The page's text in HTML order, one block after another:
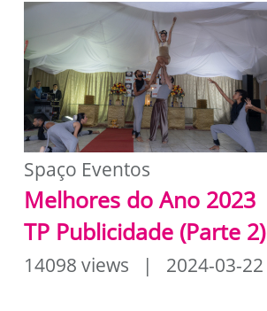
Spaço Eventos
Melhores do Ano 2023
TP Publicidade (Parte 2)
14098 views | 2024-03-22